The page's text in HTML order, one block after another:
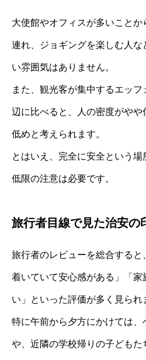
大使館やオフィスが多いこと
連れ、ジョギングを楽しむ人な
い雰囲気はありません。
また、観光客が集中するエッ
辺に比べると、人の密度がやや
低めと考えられます。
とはいえ、完全に安全という
低限の注意は必要です。
旅行者目線で見た治安の
旅行者のレビューを総合すると
着いていて安心感がある」「家
い」といった評価が多く見られ
特に午前から夕方にかけては、
や、近隣の学校帰りの子ども